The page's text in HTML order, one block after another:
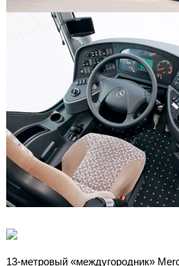
13-метровый «междугородник»